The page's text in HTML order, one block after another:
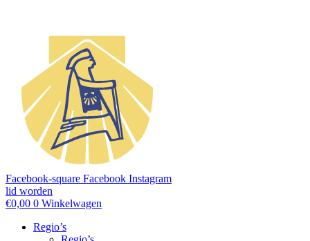
Facebook-square Facebook Instagram
lid worden
€0,00 0 Winkelwagen
Regio’s